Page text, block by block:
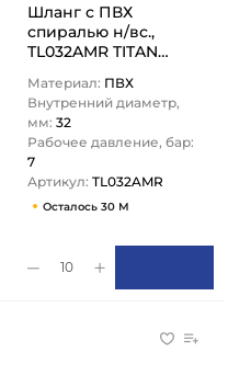
Шланг с ПВХ
спиралью н/вс.,
TL032AMR TITAN
Материал: ПВХ
Внутренний диаметр,
мм: 32
Рабочее давление, бар:
7
Артикул: TL032AMR
Осталось 30 М
10